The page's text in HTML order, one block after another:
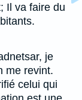
Il va faire du
je
me revint.
celui qui